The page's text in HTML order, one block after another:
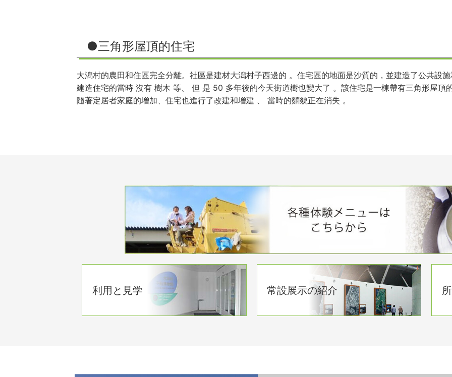
●三角形屋頂的住宅
大潟村的農田和住區完全分離。社區是建材大潟村子西邊的 。住宅區的地面是沙質的，並建造了公共設
建造住宅的當時 沒有 樹木 等、 但 是 50 多年後的今天街道樹也變大了 。該住宅是一棟帶有三角形屋頂
隨著定居者家庭的增加、住宅也進行了改建和增建 、 當時的麵貌正在消失 。
利用と見学 常設展示の紹介